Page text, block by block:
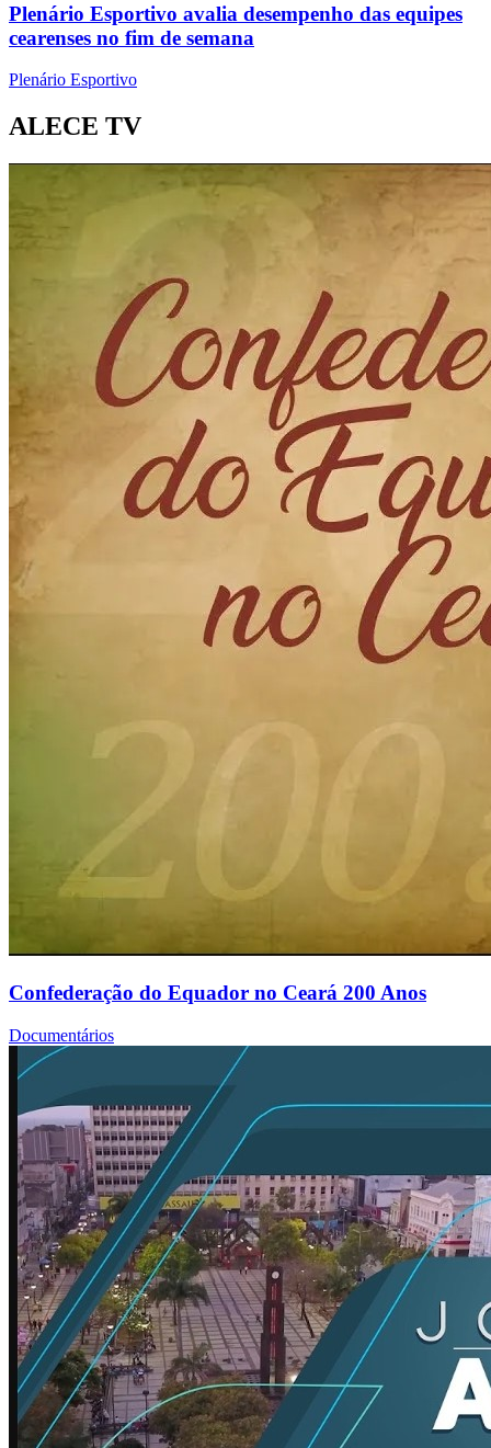
Plenário Esportivo avalia desempenho das equipes
cearenses no fim de semana
Plenário Esportivo
ALECE TV
Confederação do Equador no Ceará 200 Anos
Documentários